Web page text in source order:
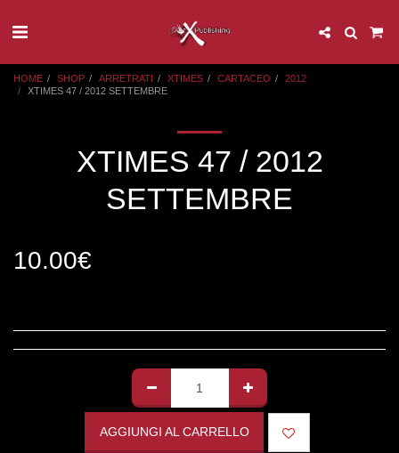
HOME SHOP ARRETRATI XTIMES CARTACEO
2012
XTIMES 47 / 2012 SETTEMBRE
XTIMES 47 / 2012
SETTEMBRE
10.00€
AGGIUNGI AL CARRELLO